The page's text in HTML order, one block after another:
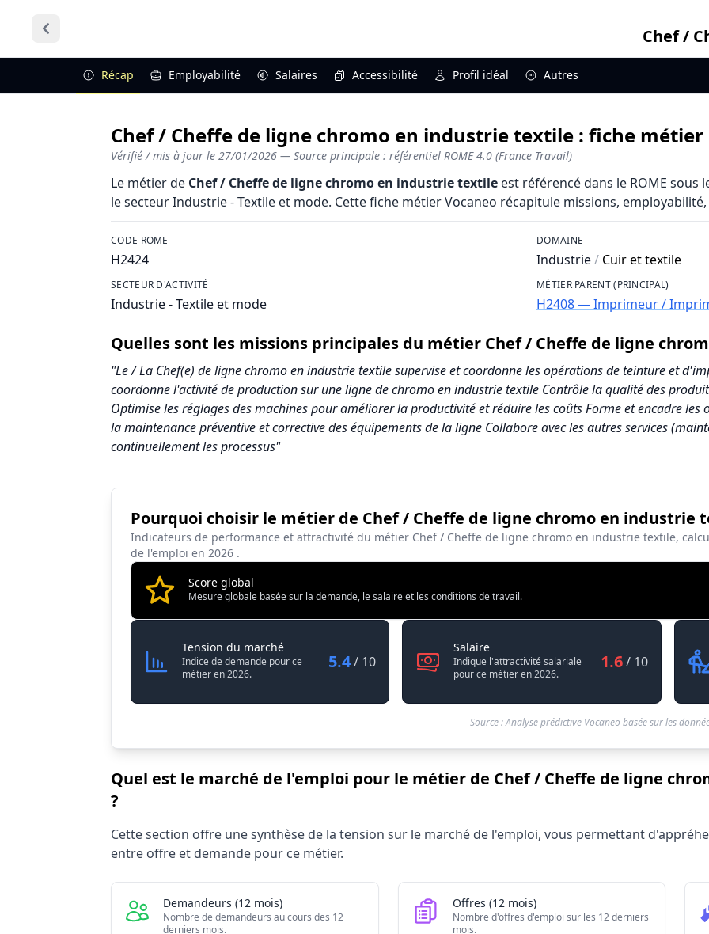
Chef /
Récap Employabilité Salaires Accessibilité Profil idéal Autres
Chef / Cheffe de ligne chromo en industrie textile : fiche métier
Vérifié / mis à jour le 27/01/2026 — Source principale : référentiel ROME 4.0 (France Travail)
Le métier de Chef / Cheffe de ligne chromo en industrie textile est référencé dans le ROME sous
le secteur Industrie - Textile et mode. Cette fiche métier Vocaneo récapitule missions,
CODE ROME
H2424
DOMAINE
Industrie/ Cuir et textile
SECTEUR D'ACTIVITÉ
Industrie - Textile et mode
MÉTIER PARENT (PRINCIPAL)
H2408 — Imprimeur /
Quelles sont les missions principales du métier Chef / Cheffe de ligne
"Le / La Chef(e) de ligne chromo en industrie textile supervise et coordonne les opérations de teinture et
coordonne l'activité de production sur une ligne de chromo en industrie textile Contrôle la qualité des
Optimise les réglages des machines pour améliorer la productivité et réduire les coûts Forme et encadre
la maintenance préventive et corrective des équipements de la ligne Collabore avec les autres services
continuellement les processus"
Pourquoi choisir le métier de Chef / Cheffe de ligne chromo en industrie
Indicateurs de performance et attractivité du métier Chef / Cheffe de ligne chromo en industrie textile,
de l'emploi en 2026 .
Score global
Mesure globale basée sur la demande, le salaire et les conditions de travail.
Synthèse des scores du métier Chef / Cheffe de ligne chromo en industrie textile
Indicateur
Attractivité globale
Conditions de travail
Tension du marchéChef / Cheffe de ligne chromo en industrie textile
Indice de demande pour ce
métier en 2026.
5.4/ 10
SalaireChef / Cheffe de ligne chromo en
Indique l'attractivité salariale
pour ce métier en 2026.
1.6/ 10
Source : Analyse prédictive Vocaneo basée sur les
Quel est le marché de l'emploi pour le métier de Chef / Cheffe de ligne
?
Statistiques recrutement Chef / Cheffe de ligne chromo en industrie textile 2026
Indicateur
Offres publiées (12 mois)
Embauches constatées
60
Cette section offre une synthèse de la tension sur le marché de l'emploi, vous permettant
entre offre et demande pour ce métier.
Demandeurs (12 mois)
Nombre de demandeurs au cours des 12
derniers mois.
Offres (12 mois)
Nombre d'offres d'emploi sur les 12 derniers
mois.